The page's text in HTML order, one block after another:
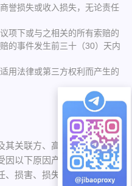
誉损失或收入损失，无论责任
项下或与之相关的所有索赔的
的事件发生前三十（30）天内
用法律或第三方权利而产生的
其关联方、高级管理人员、
因以下原因产生的或与之相
、损害、损失、费用和开支